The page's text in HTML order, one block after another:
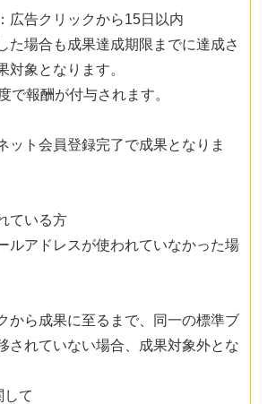
広告クリックから15日以内
た場合も成果達成期限までに達成さ
対象となります。
で報酬が付与されます。
ット会員登録完了で成果となりま
ている方
ルアドレスが使われていなかった場
から成果に至るまで、同一の標準ブ
されていない場合、成果対象外とな
して